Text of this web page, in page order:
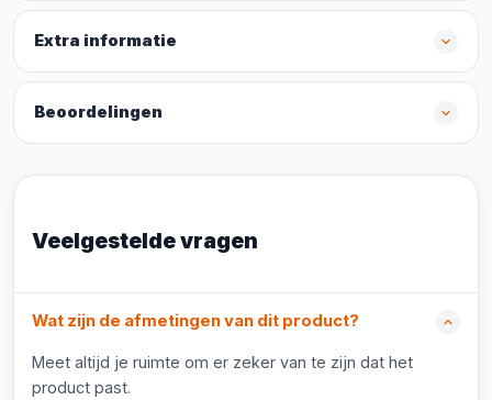
Extra informatie
Beoordelingen
Veelgestelde vragen
Wat zijn de afmetingen van dit product?
Meet altijd je ruimte om er zeker van te zijn dat het
product past.